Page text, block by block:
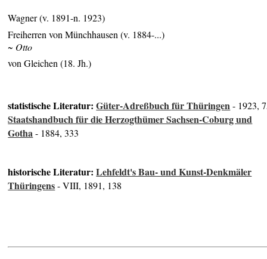
Wagner (v. 1891-n. 1923)
Freiherren von Münchhausen (v. 1884-...)
~ Otto
von Gleichen (18. Jh.)
statistische Literatur:Güter-Adreßbuch für Thüringen- 1923,
Staatshandbuch für die Herzogthümer Sachsen-Coburg und
Gotha- 1884, 333
historische Literatur:Lehfeldt's Bau- und Kunst-Denkmäler
Thüringens- VIII, 1891, 138